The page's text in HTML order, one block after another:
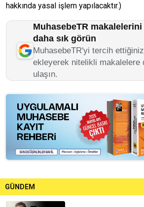
hakkında yasal işlem yapılacaktır.)
MuhasebeTR
daha sık görün
MuhasebeTR'yi tercih
ekleyerek nitelikli makalelere
ulaşın.
GÜNDEM